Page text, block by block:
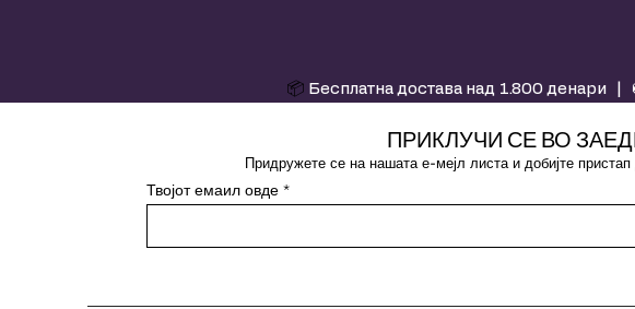
📦 Бесплатна достава над 1.800 денари |
ПРИКЛУЧИ СЕ ВО
Придружете се на нашата е-мејл листа и добијте
Твојот емаил овде